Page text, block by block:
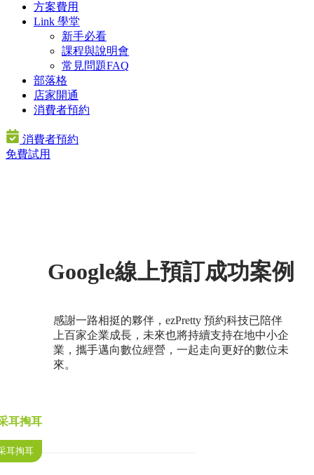
方案費用
Link 學堂
新手必看
課程與說明會
常見問題FAQ
部落格
店家開通
消費者預約
消費者預約
免費試用
Google線上預訂成功案例
感謝一路相挺的夥伴，ezPretty 預約科技已陪伴
上百家企業成長，未來也將持續支持在地中小企
業，攜手邁向數位經營，一起走向更好的數位未
來。
耳掏耳
耳掏耳